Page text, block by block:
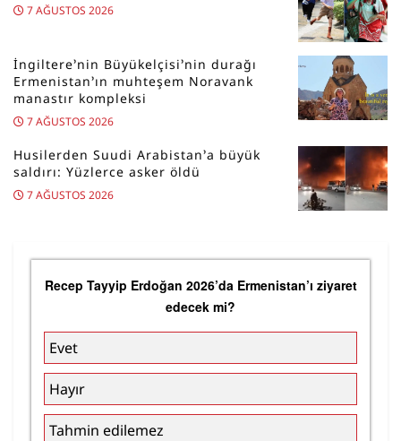
7 AĞUSTOS 2026
İngiltere’nin Büyükelçisi’nin durağı
Ermenistan’ın muhteşem Noravank
manastır kompleksi
7 AĞUSTOS 2026
Husilerden Suudi Arabistan’a büyük
saldırı: Yüzlerce asker öldü
7 AĞUSTOS 2026
Recep Tayyip Erdoğan 2026’da Ermenistan’ı ziyaret
edecek mi?
Evet
Hayır
Tahmin edilemez